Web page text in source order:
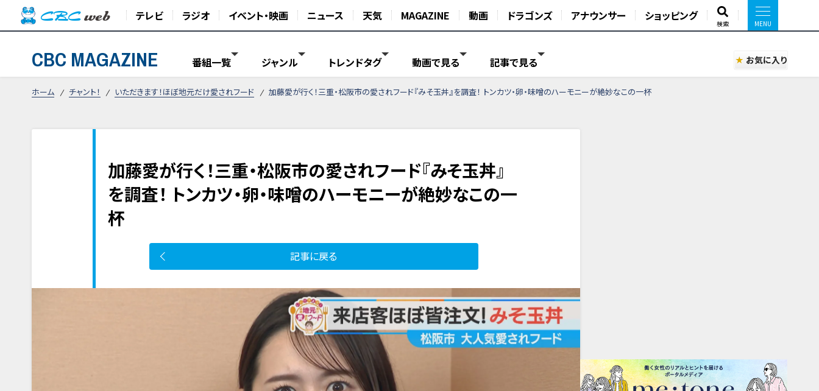
テレビ ラジオ イベント・映画 ニュース 天気 MAGAZINE 動画 ドラゴンズ アナウンサー ショッピング
検索
CBC MAGAZINE 番組一覧 ジャンル トレンドタグ 動画で見る 記事で見る お気に入り
ホーム チャント！ いただきます！ほぼ地元だけ愛されフード 加藤愛が行く！三重・松阪市の愛されフード『みそ玉丼』を調査！ トンカツ・卵・味噌のハーモニーが絶妙なこの一杯
加藤愛が行く！三重・松阪市の愛されフード『みそ玉丼』
を調査！ トンカツ・卵・味噌のハーモニーが絶妙なこの一
杯
記事に戻る